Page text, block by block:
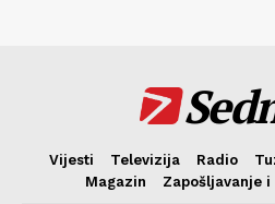
Vijesti Televizija Radio
Magazin
Zapošljavanje